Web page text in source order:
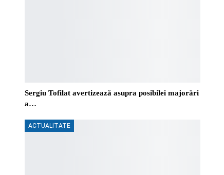
Sergiu Tofilat avertizează asupra posibilei majorări
a…
ACTUALITATE